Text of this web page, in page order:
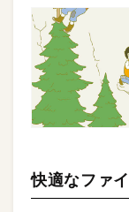
快適なファ